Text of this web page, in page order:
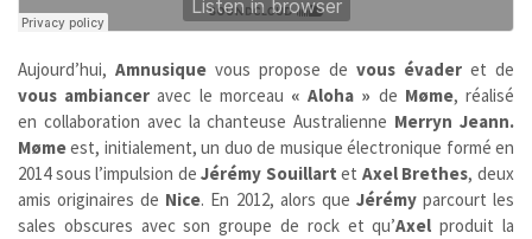
Aujourd’hui, Amnusique vous propose de vous évader et de
vous ambiancer avec le morceau « Aloha » de Møme, réalisé
en collaboration avec la chanteuse Australienne Merryn Jeann.
Mømeest, initialement, un duo de musique électronique formé en
2014 sous l’impulsion de Jérémy Souillart et Axel Brethes, deux
amis originaires de Nice. En 2012, alors que Jérémyparcourt les
sales obscures avec son groupe de rock et qu’Axel produit la